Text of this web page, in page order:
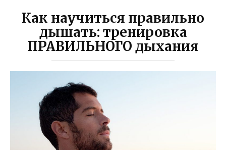
Как научиться правильно
дышать: тренировка
ПРАВИЛЬНОГО дыхания